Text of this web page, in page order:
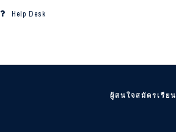
Help Desk
ผู้สนใจสมัครเรียน